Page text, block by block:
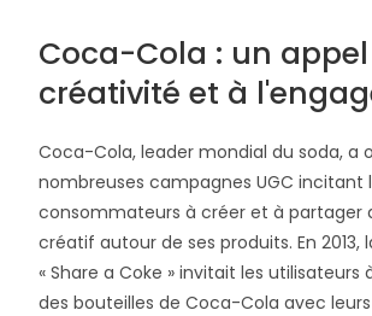
Coca-Cola : un
créativité et à
Coca-Cola, leader mondial du soda, a
nombreuses campagnes UGC incitant
consommateurs à créer et à partager
créatif autour de ses produits. En 2013,
« Share a Coke » invitait les utilisateurs
des bouteilles de Coca-Cola avec